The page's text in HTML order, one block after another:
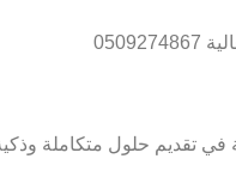
حلول متكاملة